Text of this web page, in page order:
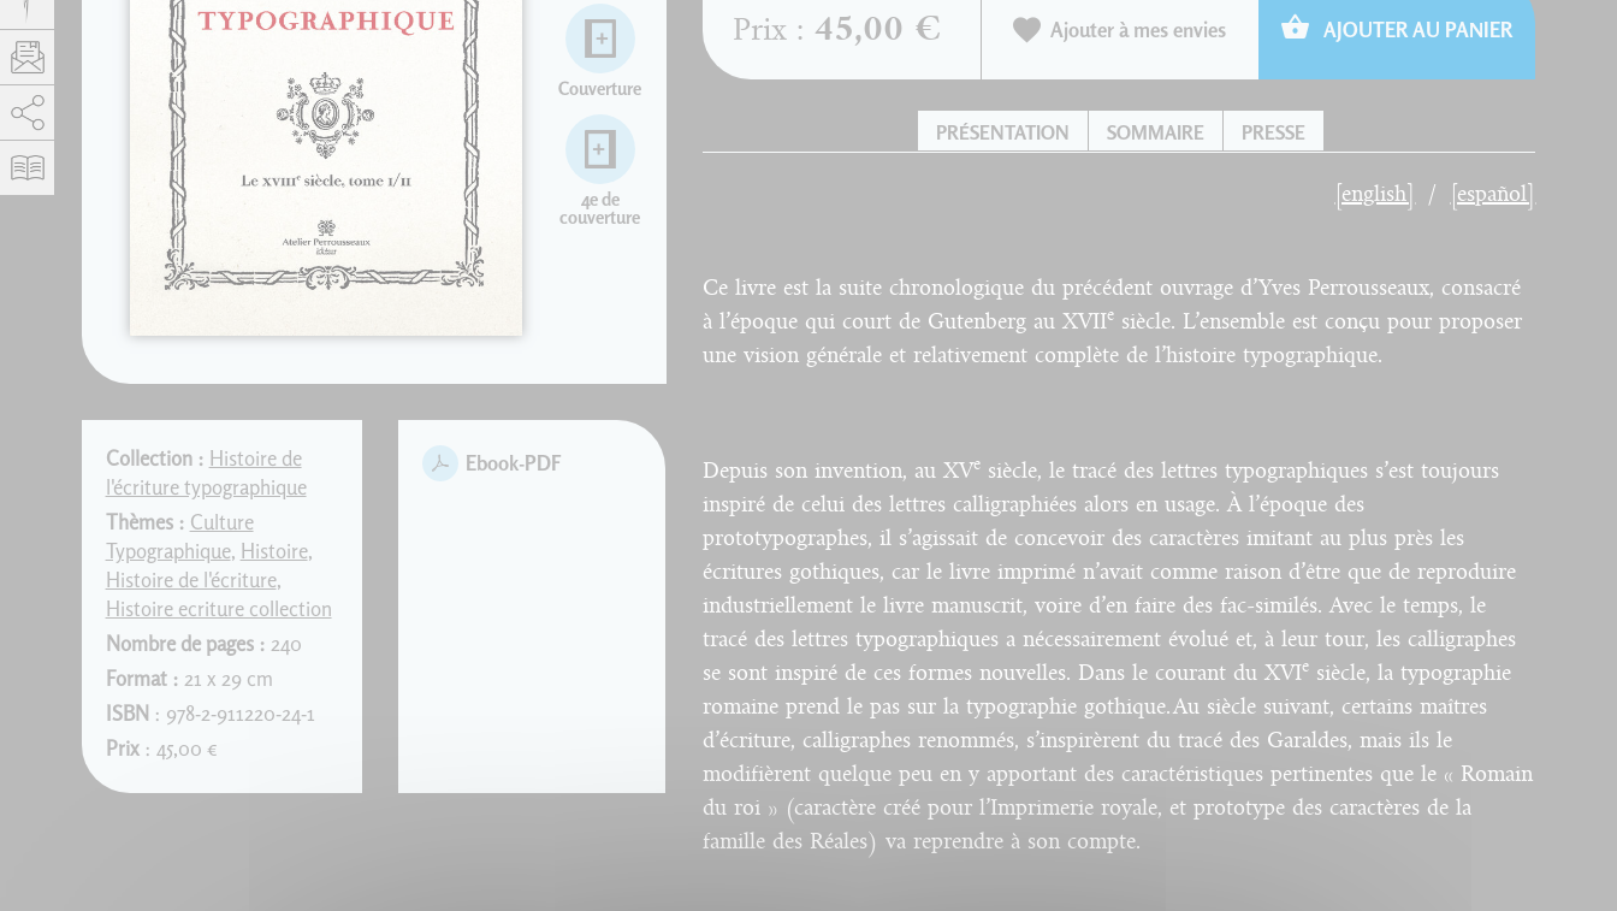
Couverture
4e de
couverture
Collection : Histoire de
l'écriture typographique
Thèmes : Culture
Typographique, Histoire,
Histoire de l'écriture,
Histoire ecriture collection
Nombre de pages : 240
Format : 21 x 29 cm
ISBN : 978-2-911220-24-1
Prix: 45,00 €
Ebook-PDF
Prix : 45,00 € Ajouter à mes envies AJOUTER AU PANIER
PRÉSENTATION SOMMAIRE PRESSE
[english] [español]
Ce livre est la suite chronologique du précédent ouvrage d’Yves Perrousseaux, consacré
à l’époque qui court de Gutenberg au XVIIesiècle. L’ensemble est conçu pour proposer
une vision générale et relativement complète de l’histoire typographique.
Depuis son invention, au XVesiècle, le tracé des lettres typographiques s’est toujours
inspiré de celui des lettres calligraphiées alors en usage. À l’époque des
prototypographes, il s’agissait de concevoir des caractères imitant au plus près les
écritures gothiques, car le livre imprimé n’avait comme raison d’être que de reproduire
industriellement le livre manuscrit, voire d’en faire des fac-similés. Avec le temps, le
tracé des lettres typographiques a nécessairement évolué et, à leur tour, les calligraphes
se sont inspiré de ces formes nouvelles. Dans le courant du XVIesiècle, la typographie
romaine prend le pas sur la typographie gothique. Au siècle suivant, certains maîtres
d’écriture, calligraphes renommés, s’inspirèrent du tracé des Garaldes, mais ils le
modifièrent quelque peu en y apportant des caractéristiques pertinentes que le « Romain
du roi » (caractère créé pour l’Imprimerie royale, et prototype des caractères de la
famille des Réales) va reprendre à son compte.
AddThis est désactivé.